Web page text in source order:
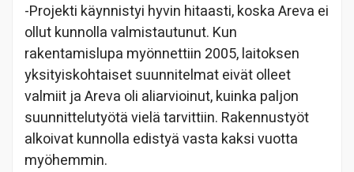
-Projekti käynnistyi hyvin hitaasti, koska Areva ei
ollut kunnolla valmistautunut. Kun
rakentamislupa myönnettiin 2005, laitoksen
yksityiskohtaiset suunnitelmat eivät olleet
valmiit ja Areva oli aliarvioinut, kuinka paljon
suunnittelutyötä vielä tarvittiin. Rakennustyöt
alkoivat kunnolla edistyä vasta kaksi vuotta
myöhemmin.